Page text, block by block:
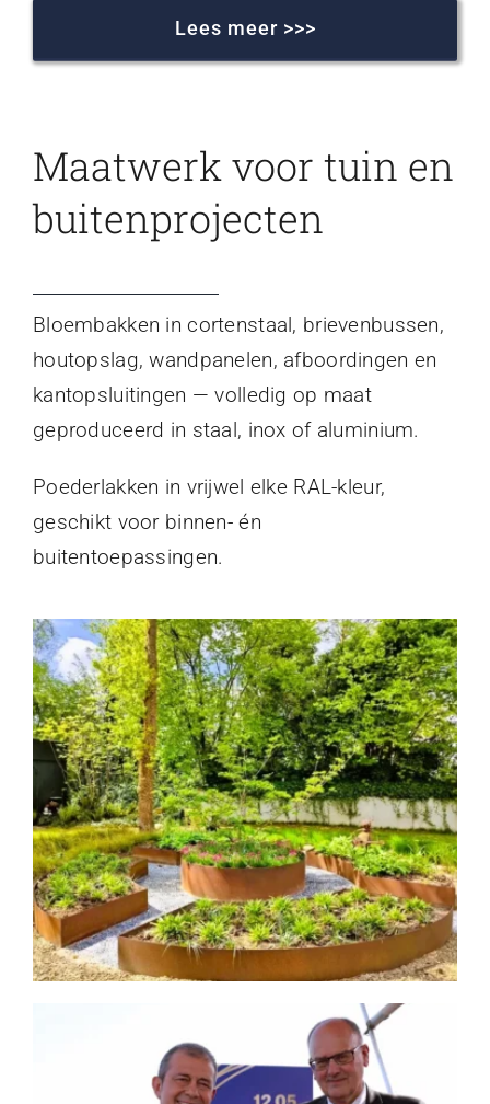
Lees meer >>>
Maatwerk voor tuin en
buitenprojecten
Bloembakken in cortenstaal, brievenbussen,
houtopslag, wandpanelen, afboordingen en
kantopsluitingen — volledig op maat
geproduceerd in staal, inox of aluminium.
Poederlakken in vrijwel elke RAL-kleur,
geschikt voor binnen- én
buitentoepassingen.